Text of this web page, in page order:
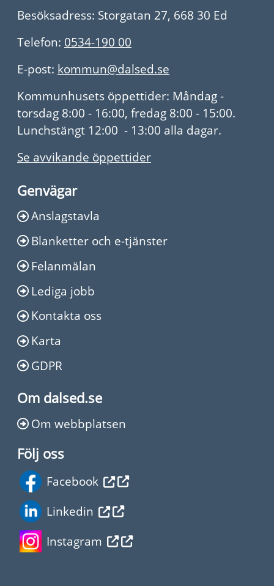
Besöksadress: Storgatan 27, 668 30 Ed
Telefon: 0534-190 00
E-post: kommun@dalsed.se
Kommunhusets öppettider: Måndag -
torsdag 8:00 - 16:00, fredag 8:00 - 15:00.
Lunchstängt 12:00 - 13:00 alla dagar.
Se avvikande öppettider
Genvägar
Anslagstavla
Blanketter och e-tjänster
Felanmälan
Lediga jobb
Kontakta oss
Karta
GDPR
Om dalsed.se
Om webbplatsen
Följ oss
Facebook
Linkedin
Instagram